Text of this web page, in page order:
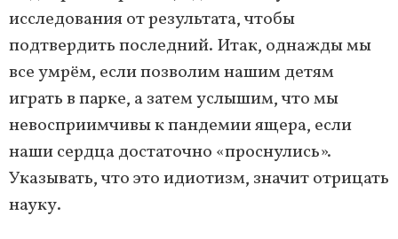
исследования от результата, чтобы
подтвердить последний. Итак, однажды мы
все умрём, если позволим нашим детям
играть в парке, а затем услышим, что мы
невосприимчивы к пандемии ящера, если
наши сердца достаточно «проснулись».
Указывать, что это идиотизм, значит отрицать
науку.